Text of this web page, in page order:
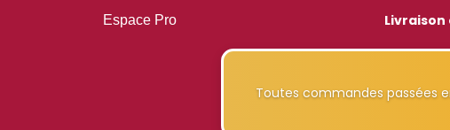
Espace Pro
Toutes commandes passées